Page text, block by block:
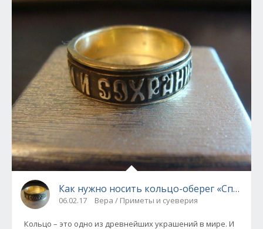
Как нужно носить кольцо-оберег «Спаси и
06.02.17 Вера / Приметы и суеверия
Кольцо – это одно из древнейших украшений в мире. И